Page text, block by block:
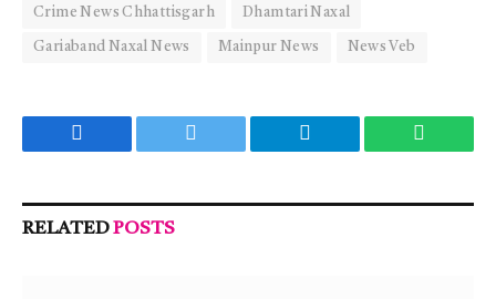
Crime News Chhattisgarh Dhamtari Naxal
Gariaband Naxal News Mainpur News News Veb
Facebook Twitter Telegram
RELATEDPOSTS